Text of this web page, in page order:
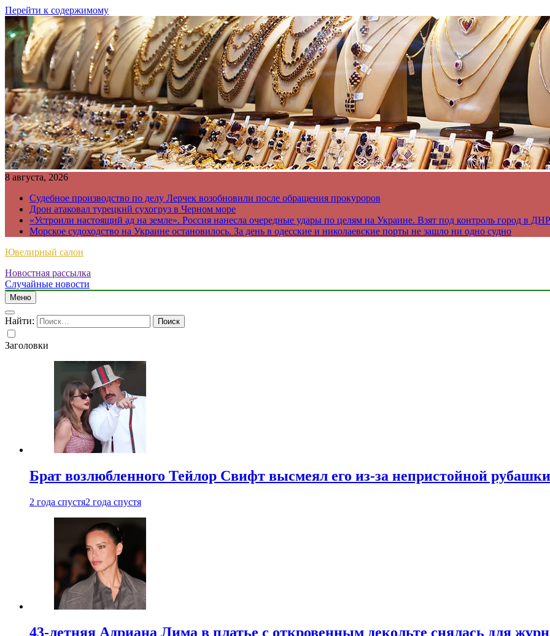
Перейти к содержимому
8 августа, 2026
Судебное производство по делу Лерчек возобновили после обращения прокуроров
Дрон атаковал турецкий сухогруз в Черном море
«Устроили настоящий ад на земле». Россия нанесла очередные удары по целям на Украине. Взят под контроль город в ДНР
Морское судоходство на Украине остановилось. За день в одесские и николаевские порты не зашло ни одно судно
Ювелирный салон
Новостная рассылка
Случайные новости
Меню
Найти:
Заголовки
Брат возлюбленного Тейлор Свифт высмеял его из-за непристойной
2 года спустя2 года спустя
43-летняя Адриана Лима в платье с откровенным декольте снялась для